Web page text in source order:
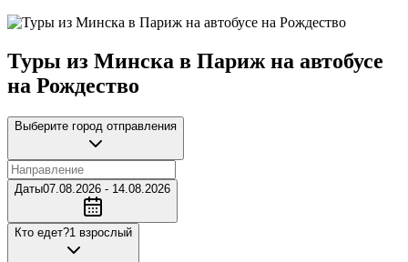
Туры из Минска в Париж на автобусе
на Рождество
Выберите город отправления
Даты07.08.2026 - 14.08.2026
Кто едет?1 взрослый